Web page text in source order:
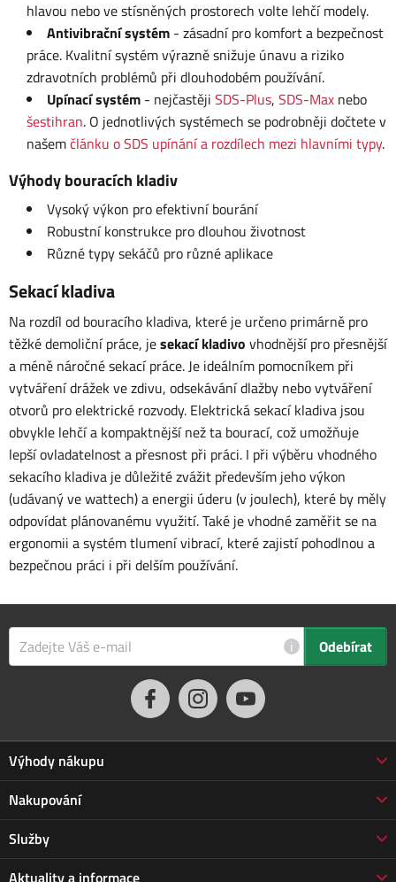
hlavou nebo ve stísněných prostorech volte lehčí modely.
Antivibrační systém - zásadní pro komfort a bezpečnost
práce. Kvalitní systém výrazně snižuje únavu a riziko
zdravotních problémů při dlouhodobém používání.
Upínací systém - nejčastěji SDS-Plus, SDS-Max nebo
šestihran. O jednotlivých systémech se podrobněji dočtete v
našemčlánku o SDS upínání a rozdílech mezi hlavními typy.
Výhody bouracích kladiv
Vysoký výkon pro efektivní bourání
Robustní konstrukce pro dlouhou životnost
Různé typy sekáčů pro různé aplikace
Sekací kladiva
Na rozdíl od bouracího kladiva, které je určeno primárně pro
těžké demoliční práce, jesekací kladivo vhodnější pro přesnější
a méně náročné sekací práce. Je ideálním pomocníkem při
vytváření drážek ve zdivu, odsekávání dlažby nebo vytváření
otvorů pro elektrické rozvody. Elektrická sekací kladiva jsou
obvykle lehčí a kompaktnější než ta bourací, což umožňuje
lepší ovladatelnost a přesnost při práci. I při výběru vhodného
sekacího kladiva je důležité zvážit především jeho výkon
(udávaný ve wattech) a energii úderu (v joulech), které by měly
odpovídat plánovanému využití. Také je vhodné zaměřit se na
ergonomii a systém tlumení vibrací, které zajistí pohodlnou a
bezpečnou práci i při delším používání.
i Odebírat
Výhody nákupu
Proč nakupovat u nás
3letá záruka Jarabák
Vrácení zboží do 30 dnů
Prodloužená záruka
Nakupování
Obchodní podmínky
Doprava a platba
Služby
Servis
Aktuality a informace